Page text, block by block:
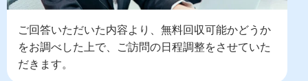
ご回答いただいた内容より、無料回収可能かどうか
をお調べした上で、ご訪問の日程調整をさせていた
だきます。